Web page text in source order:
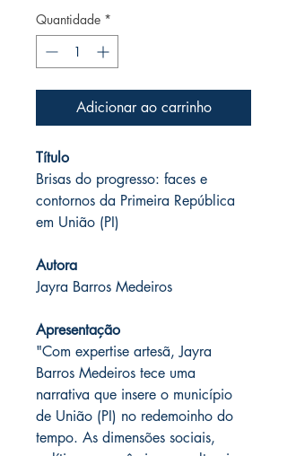
Quantidade *
Adicionar ao carrinho
Título
Brisas do progresso: faces e
contornos da Primeira República
em União (PI)
Autora
Jayra Barros Medeiros
Apresentação
"Com expertise artesã, Jayra
Barros Medeiros tece uma
narrativa que insere o município
de União (PI) no redemoinho do
tempo. As dimensões sociais,